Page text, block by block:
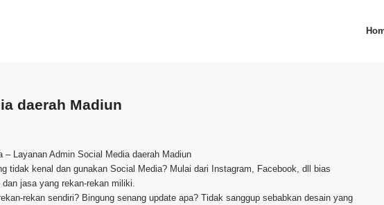
daerah Madiun
Layanan Admin Social Media daerah Madiun
tidak kenal dan gunakan Social Media? Mulai dari Instagram, Facebook, dll bias
jasa yang rekan-rekan miliki.
rekan sendiri? Bingung senang update apa? Tidak sanggup sebabkan desain yang